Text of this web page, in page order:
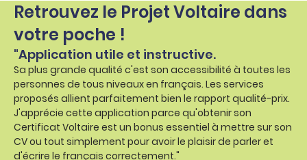
Retrouvez le Projet Voltaire dans
votre poche !
"Application utile et instructive.
Sa plus grande qualité c'est son accessibilité à toutes les
personnes de tous niveaux en français. Les services
proposés allient parfaitement bien le rapport qualité-prix.
J'apprécie cette application parce qu'obtenir son
Certificat Voltaire est un bonus essentiel à mettre sur son
CV ou tout simplement pour avoir le plaisir de parler et
d'écrire le français correctement."